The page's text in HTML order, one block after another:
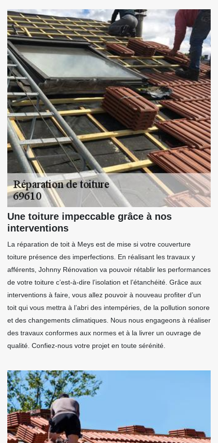
Une toiture impeccable grâce à nos
interventions
La réparation de toit à Meys est de mise si votre couverture
toiture présence des imperfections. En réalisant les travaux y
afférents, Johnny Rénovation va pouvoir rétablir les performances
de votre toiture c’est-à-dire l’isolation et l’étanchéité. Grâce aux
interventions à faire, vous allez pouvoir à nouveau profiter d’un
toit qui vous mettra à l’abri des intempéries, de la pollution sonore
et des changements climatiques. Nous nous engageons à réaliser
des travaux conformes aux normes et à la livrer un ouvrage de
qualité. Confiez-nous votre projet en toute sérénité.